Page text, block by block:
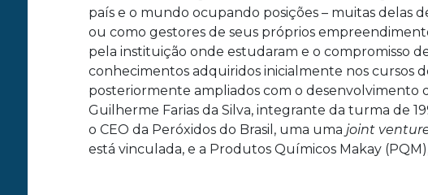
país e o mundo ocupando posições – muitas delas
ou como gestores de seus próprios
pela instituição onde estudaram e o compromisso
conhecimentos adquiridos inicialmente nos cursos
posteriormente ampliados com o desenvolvimento
Guilherme Farias da Silva, integrante da turma de
o CEO da Peróxidos do Brasil, uma uma joint
está vinculada, e a Produtos Químicos Makay